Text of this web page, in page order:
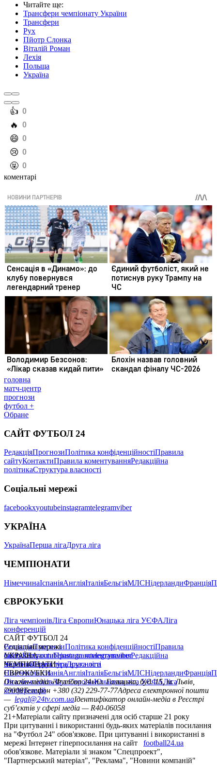
Читайте ще:
Трансфери чемпіонату України
Трансфери
Рух
Пйотр Слонка
Віталій Роман
Лехія
Польща
Україна
️👍 0
️🔥 0
️😄 0
️😢 0
️🤬 0
коментарі
головна
матч-центр
прогнози
футбол +
Обране
САЙТ ФУТБОЛ 24
РедакціяПрогнозиПолітика конфіденційностіПравила
сайтуКонтактиПравила коментуванняРедакційна
політикаСтруктура власності
Соціальні мережі
facebookxyoutubeinstagramtelegramviber
УКРАЇНА
УкраїнаПерша лігаДруга ліга
ЧЕМПІОНАТИ
НімеччинаІспаніяАнгліяІталіяБельгіяМЛСНідерландиФранція
ЄВРОКУБКИ
Ліга чемпіонівЛіга ЄвропиЮнацька ліга УЄФАЛіга
конференцій
САЙТ ФУТБОЛ 24
РедакціяПрогнозиПолітика конфіденційностіПравила
сайтуКонтактиПравила коментуванняРедакційна
політикаСтруктура власності
Соціальні мережі
facebookxyoutubeinstagramtelegramviber
УКРАЇНА
УкраїнаПерша лігаДруга ліга
ЧЕМПІОНАТИ
НімеччинаІспаніяАнгліяІталіяБельгіяМЛСНідерландиФранція
ЄВРОКУБКИ
Ліга чемпіонівЛіга ЄвропиЮнацька ліга УЄФАЛіга
конференцій
Онлайн-медіа «Футбол 24»пл. Галицька, буд. 15, м. Львів,
79008Телефон +380 (32) 229-77-77Адреса електронної пошти
— legal@24tv.com.uaІдентифікатор онлайн-медіа в Реєстрі
суб’єктів у сфері медіа — R40-06058
21+Матеріали сайту призначені для осіб старше 21 року
При цитуванні і використанні будь-яких матеріалів посилання
на "Футбол 24" обов'язкове. При цитуванні і використанні в
мережі Інтернет гіперпосилання на сайт
football24.ua
обов'язкове. Матеріали зі знаком "Спецпроект",
"Партнерський матеріал", "Реклама", "Новини компаній"